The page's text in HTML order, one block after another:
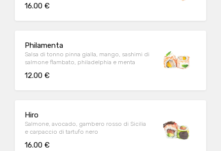
16.00 €
Philamenta
Salsa di tonno pinna gialla, mango, sashimi di
salmone flambato, philadelphia e menta
12.00 €
Hiro
Salmone, avocado, gambero rosso di Sicilia
e carpaccio di tartufo nero
16.00 €